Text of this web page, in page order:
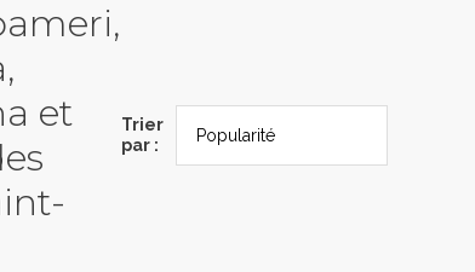
et
Trier
par :